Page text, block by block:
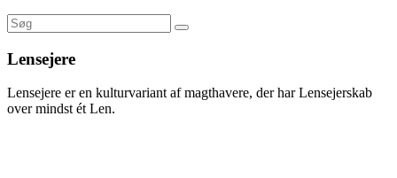
Lensejere
Lensejere er en kulturvariant af magthavere, der har Lensejerskab
over mindst ét Len.